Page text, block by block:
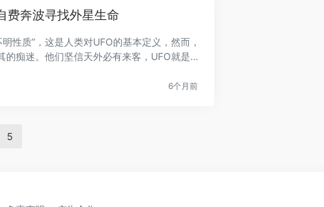
费奔波寻找外星生命
性质”，这是人类对UFO的基本定义，然而，
的痴迷。他们坚信天外必有来客，UFO就是
6个月前
5